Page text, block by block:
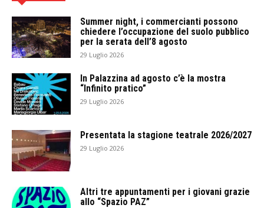
Summer night, i commercianti possono
chiedere l’occupazione del suolo pubblico
per la serata dell’8 agosto
29 Luglio 2026
In Palazzina ad agosto c’è la mostra
“Infinito pratico”
29 Luglio 2026
Presentata la stagione teatrale 2026/2027
29 Luglio 2026
Altri tre appuntamenti per i giovani grazie
allo “Spazio PAZ”